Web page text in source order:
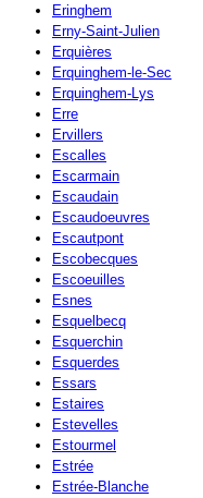
Eringhem
Erny-Saint-Julien
Erquières
Erquinghem-le-Sec
Erquinghem-Lys
Erre
Ervillers
Escalles
Escarmain
Escaudain
Escaudoeuvres
Escautpont
Escobecques
Escoeuilles
Esnes
Esquelbecq
Esquerchin
Esquerdes
Essars
Estaires
Estevelles
Estourmel
Estrée
Estrée-Blanche